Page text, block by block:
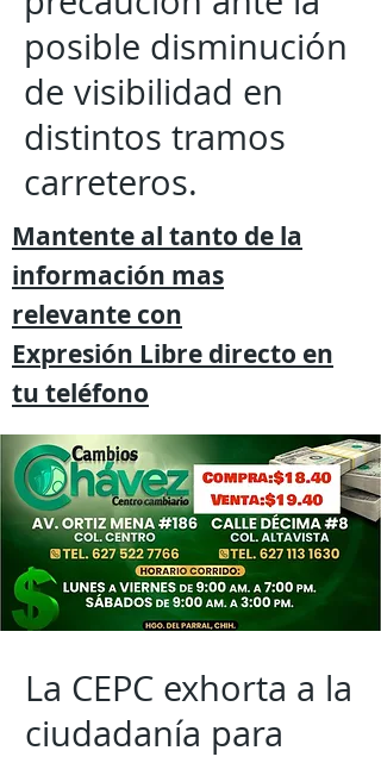
posible disminución
de visibilidad en
distintos tramos
carreteros.
Mantente al tanto de la
información mas
relevante con
Expresión Libre directo en
tu teléfono
La CEPC exhorta a la
ciudadanía para